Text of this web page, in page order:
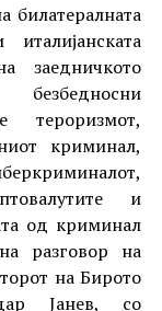
билатералната
заедничкото
криминал,
и
од криминал
разговор на
на Бирото
Јанев, со